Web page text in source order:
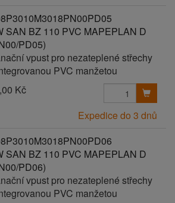
SAN BZ 110 PVC MAPEPLAN D
PD05)
vpust pro nezateplené střechy
PVC manžetou
Kč
Expedice do 3 dnů
SAN BZ 110 PVC MAPEPLAN D
PD06)
vpust pro nezateplené střechy
PVC manžetou